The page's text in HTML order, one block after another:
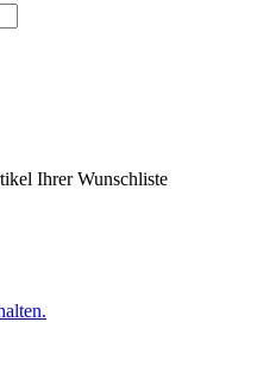
Ihrer Wunschliste